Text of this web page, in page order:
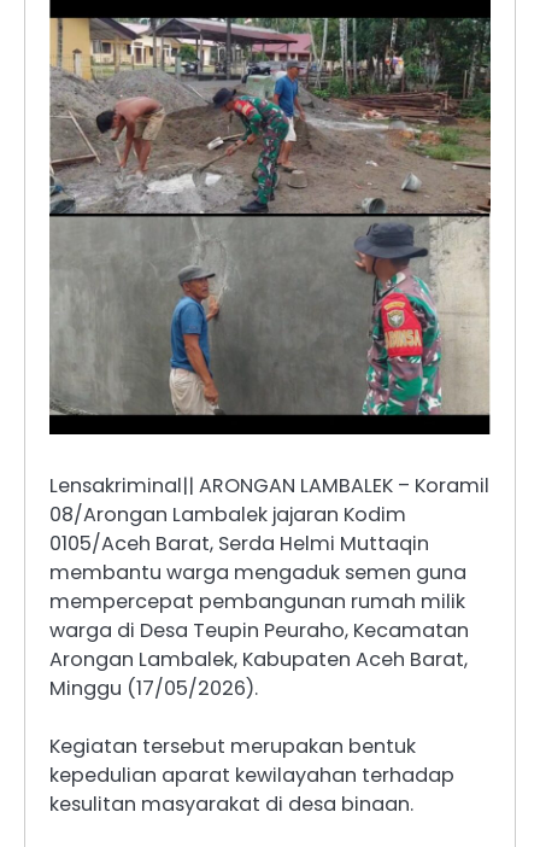
Lensakriminal|| ARONGAN LAMBALEK – Koramil
08/Arongan Lambalek jajaran Kodim
0105/Aceh Barat, Serda Helmi Muttaqin
membantu warga mengaduk semen guna
mempercepat pembangunan rumah milik
warga di Desa Teupin Peuraho, Kecamatan
Arongan Lambalek, Kabupaten Aceh Barat,
Minggu (17/05/2026).
Kegiatan tersebut merupakan bentuk
kepedulian aparat kewilayahan terhadap
kesulitan masyarakat di desa binaan.